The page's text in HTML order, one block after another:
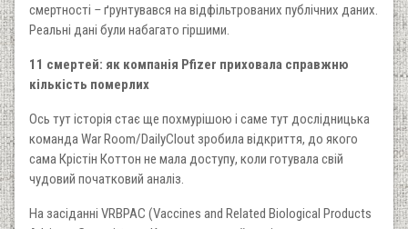
смертності –ґрунтувався на відфільтрованих публічних даних.
Реальні дані були набагато гіршими.
11 смертей: як компанія Pfizer приховала справжню
кількість померлих
Ось тут історія стає ще похмурішою і саме тут дослідницька
команда War Room/DailyClout зробила відкриття, до якого
сама Крістін Коттон не мала доступу, коли готувала свій
чудовий початковий аналіз.
На засіданні VRBPAC (Vaccines and Related Biological Products